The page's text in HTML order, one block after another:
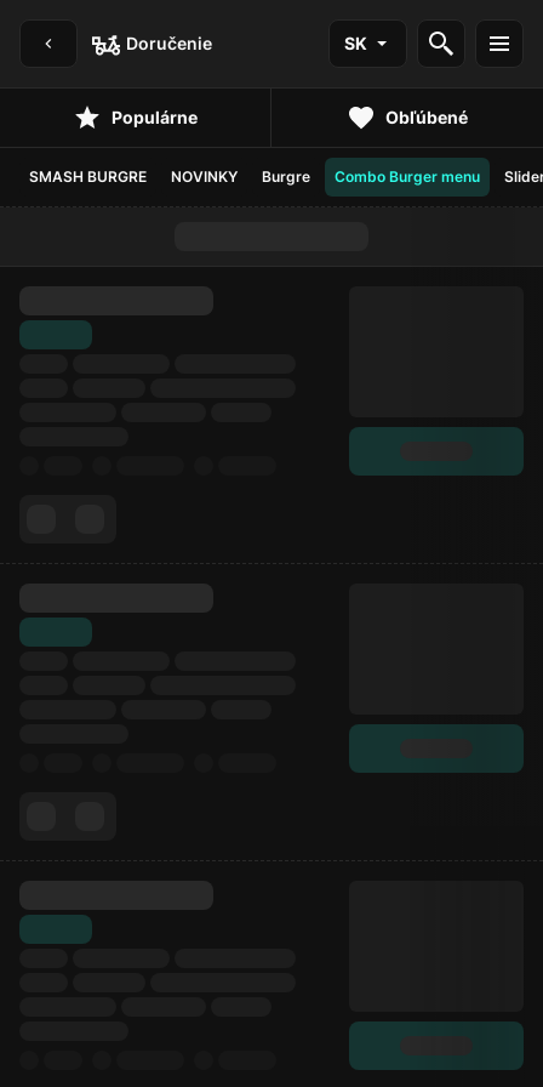
Doručenie SK
Populárne Obľúbené
SMASH BURGRE NOVINKY Burgre Combo Burger menu